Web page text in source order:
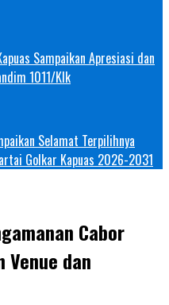
Sampaikan Apresiasi dan
1011/Klk
Selamat Terpilihnya
Golkar Kapuas 2026-2031
Cabor
Venue dan